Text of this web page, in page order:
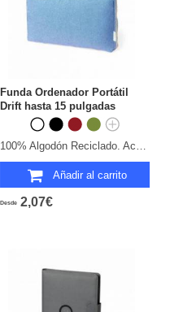
Funda Ordenador Portátil
Drift hasta 15 pulgadas
100% Algodón Reciclado. Acolchada
Añadir al carrito
Desde 2,07€